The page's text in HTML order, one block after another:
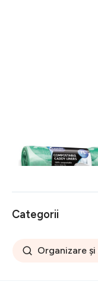
32 lei
Categorii
Organizare